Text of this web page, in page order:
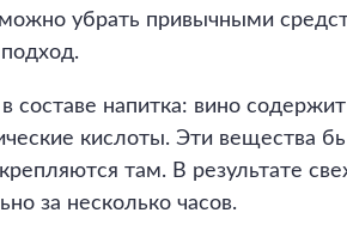
убрать привычными
составе напитка: вино
кислоты. Эти вещества
там. В результате
за несколько часов.